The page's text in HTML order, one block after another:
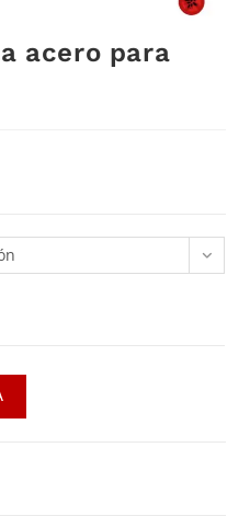
acero para